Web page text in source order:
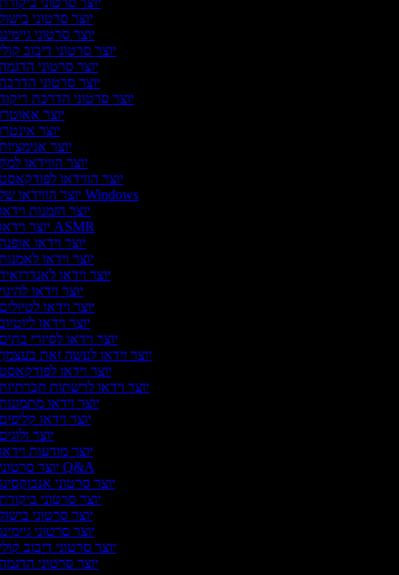
יוצר סרטוני
יוצר סרטוני
יוצר סרטוני דיבוב
יוצר סרטוני
יוצר סרטוני
יוצר סרטוני הדרכת
יוצר
יוצר
יוצר
יוצר הווידאו
יוצר הווידאו
יוצר הווידאו של Windows
יוצר הזמנות
יוצר וידאו ASMR
יוצר וידאו
יוצר וידאו
יוצר וידאו
יוצר וידאו
יוצר וידאו
יוצר וידאו
יוצר וידאו לסיורי
יוצר וידאו לעשה זאת
יוצר וידאו
יוצר וידאו לרשתות
יוצר וידאו
יוצר וידאו
יוצר
יוצר מודעות
יוצר סרטוני Q&A
יוצר סרטוני
יוצר סרטוני
יוצר סרטוני
יוצר סרטוני
יוצר סרטוני דיבוב
יוצר סרטוני